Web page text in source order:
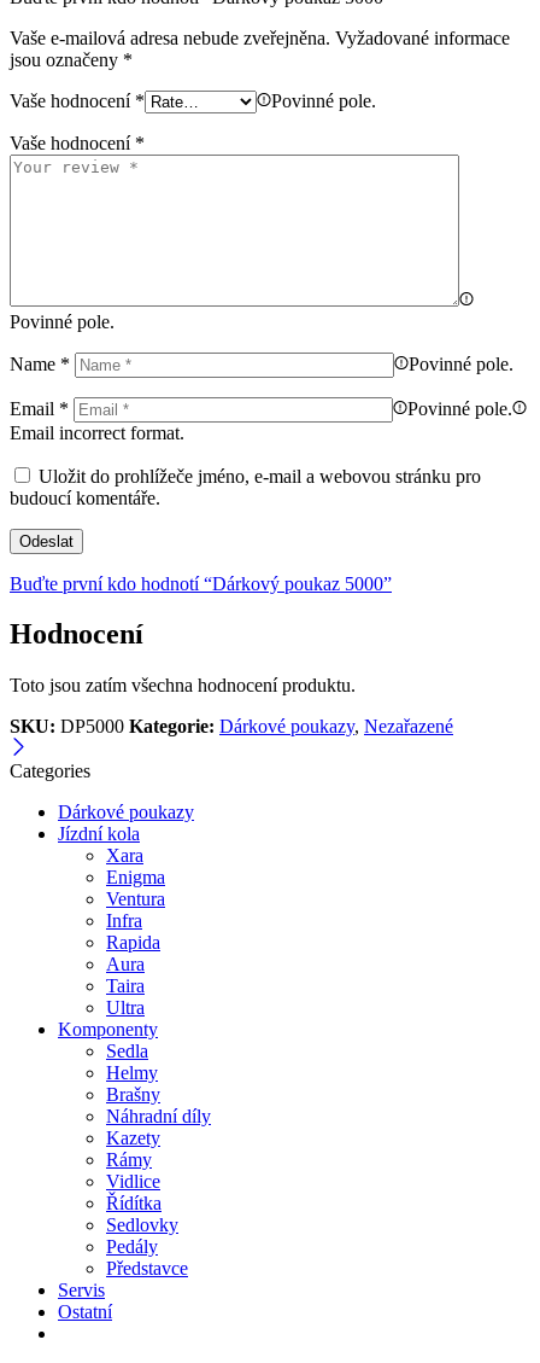
Vaše e-mailová adresa nebude zveřejněna. Vyžadované informace
jsou označeny *
Vaše hodnocení * Povinné pole.
Vaše hodnocení *
Povinné pole.
Name * Povinné pole.
Email *
Povinné pole.
Email incorrect format.
Uložit do prohlížeče jméno, e-mail a webovou stránku pro
budoucí komentáře.
Buďte první kdo hodnotí “Dárkový poukaz 5000”
Hodnocení
Toto jsou zatím všechna hodnocení produktu.
SKU: DP5000 Kategorie: Dárkové poukazy, Nezařazené
Categories
Dárkové poukazy
Jízdní kola
Xara
Enigma
Ventura
Infra
Rapida
Aura
Taira
Ultra
Komponenty
Sedla
Helmy
Brašny
Náhradní díly
Kazety
Rámy
Vidlice
Řídítka
Sedlovky
Pedály
Představce
Servis
Ostatní